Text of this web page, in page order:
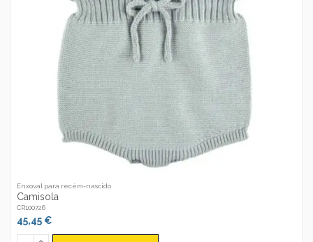
Enxoval para recém-nascido
Camisola
CR100726
45,45 €